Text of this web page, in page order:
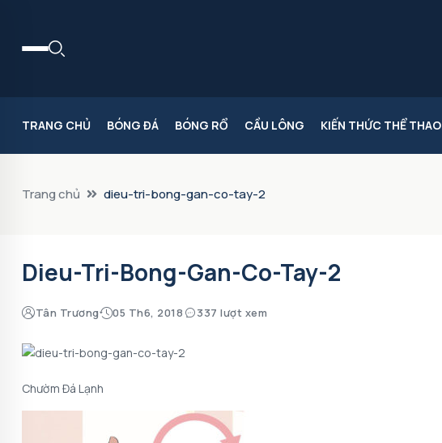
TRANG CHỦ BÓNG ĐÁ BÓNG RỔ CẦU LÔNG KIẾN THỨC THỂ THAO
Trang chủ dieu-tri-bong-gan-co-tay-2
Dieu-Tri-Bong-Gan-Co-Tay-2
Tân Trương 05 Th6, 2018 337 lượt xem
Chườm Đá Lạnh